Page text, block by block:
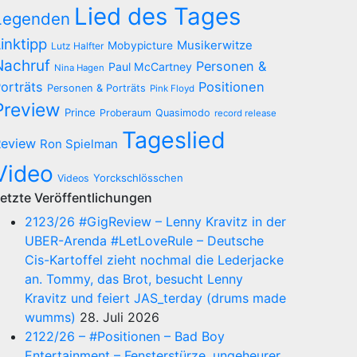
Lied des Tages
Lutz Halfter Mobypicture Musikerwitze
Nina Hagen Paul McCartney Personen &
Personen & Porträts Pink Floyd Positionen
Prince Proberaum Quasimodo record release
Ron Spielman Tageslied
Videos Yorckschlösschen
Veröffentlichungen
2123/26 #GigReview – Lenny Kravitz in der
UBER-Arenda #LetLoveRule – Deutsche
Cis-Kartoffel zieht nochmal die Lederjacke
an. Tommy, das Brot, besucht Lenny
Kravitz und feiert JAS_terday (drums made
wumms) 28. Juli 2026
2122/26 – #Positionen – Bad Boy